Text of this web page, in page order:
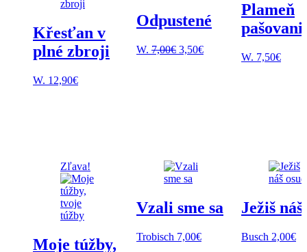
Křesťan v
plné zbroji
W. 12,90€
Odpustené
W. 7,00€ Pôvodná
3,50€Aktuálna
Plameň
W. 7,50€
Zľava!
Moje túžby,
Vzali sme sa
Trobisch 7,00€
Ježiš náš
Busch 2,00€